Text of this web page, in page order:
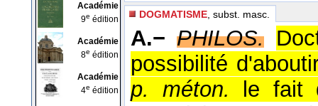
Académie
9e édition
Académie
8e édition
Académie
4e édition
DOGMATISME , subst. masc.
A.− PHILOS.
possibilité
p. méton.
le fait